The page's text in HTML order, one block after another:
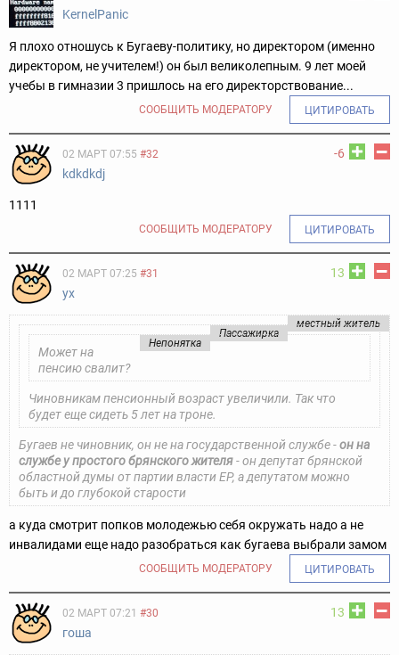
KernelPanic
Я плохо отношусь к Бугаеву-политику, но директором (именно
директором, не учителем!) он был великолепным. 9 лет моей
учебы в гимназии 3 пришлось на его директорствование...
СООБЩИТЬ МОДЕРАТОРУ ЦИТИРОВАТЬ
-6
02 МАРТ 07:55 #32
kdkdkdj
1111
СООБЩИТЬ МОДЕРАТОРУ ЦИТИРОВАТЬ
13
02 МАРТ 07:25 #31
ух
местный житель
Пассажирка
Непонятка
Может на
пенсию свалит?
Чиновникам пенсионный возраст увеличили. Так что
будет еще сидеть 5 лет на троне.
Бугаев не чиновник, он не на государственной службе -он на
службе у простого брянского жителя- он депутат брянской
областной думы от партии власти ЕР, а депутатом можно
быть и до глубокой старости
а куда смотрит попков молодежью себя окружать надо а не
инвалидами еще надо разобраться как бугаева выбрали замом
СООБЩИТЬ МОДЕРАТОРУ ЦИТИРОВАТЬ
13
02 МАРТ 07:21 #30
гоша